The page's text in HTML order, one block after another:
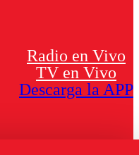
Radio en Vivo
TV en Vivo
Descarga la APP